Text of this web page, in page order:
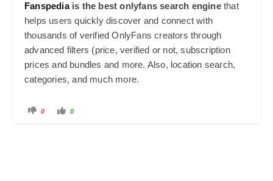
Fanspediais the best onlyfans search enginethat
helps users quickly discover and connect with
thousands of verified OnlyFans creators through
advanced filters (price, verified or not, subscription
prices and bundles and more. Also, location search,
categories, and much more.
0 0